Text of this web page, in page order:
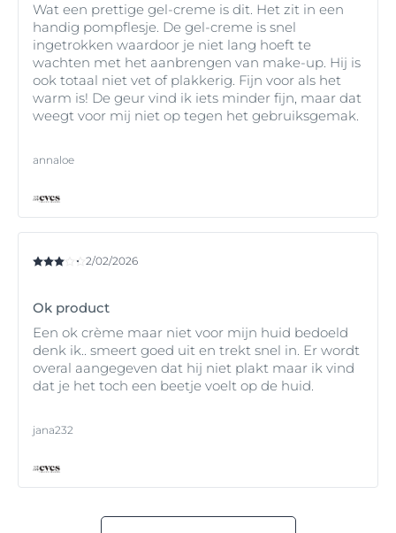
Wat een prettige gel-creme is dit. Het zit in een
handig pompflesje. De gel-creme is snel
ingetrokken waardoor je niet lang hoeft te
wachten met het aanbrengen van make-up. Hij is
ook totaal niet vet of plakkerig. Fijn voor als het
warm is! De geur vind ik iets minder fijn, maar dat
weegt voor mij niet op tegen het gebruiksgemak.
annaloe
2/02/2026
Ok product
Een ok crème maar niet voor mijn huid bedoeld
denk ik.. smeert goed uit en trekt snel in. Er wordt
overal aangegeven dat hij niet plakt maar ik vind
dat je het toch een beetje voelt op de huid.
jana232